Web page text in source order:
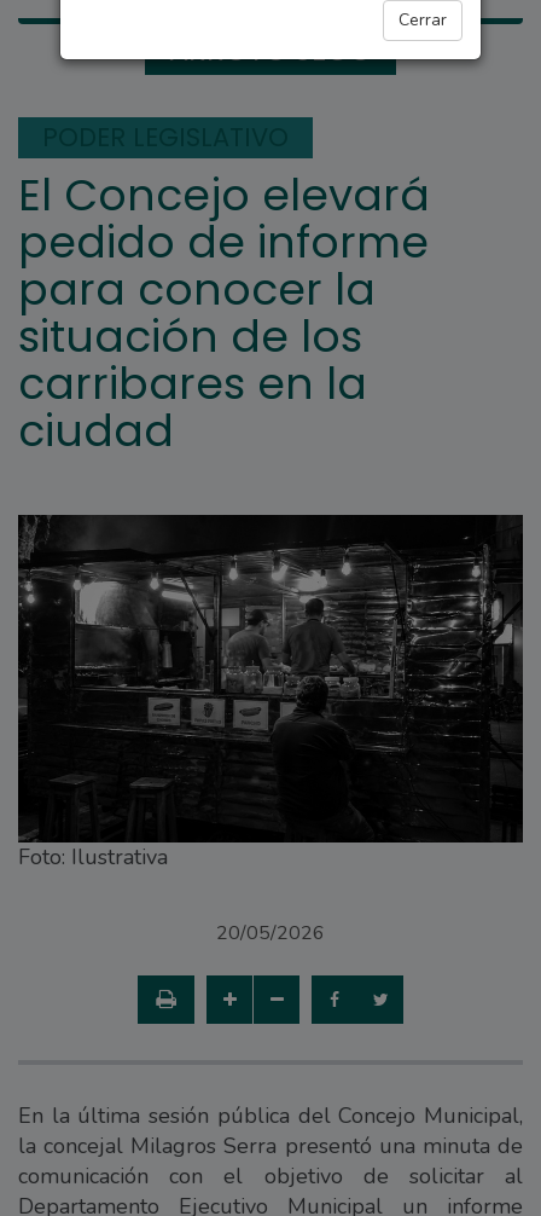
Cerrar
ARROYO SECO
El Concejo elevará
pedido de informe
para conocer la
situación de los
carribares en la
ciudad
Foto: Ilustrativa
20/05/2026
En la última sesión pública del Concejo Municipal,
la concejal Milagros Serra presentó una minuta de
comunicación con el objetivo de solicitar al
Departamento Ejecutivo Municipal un informe